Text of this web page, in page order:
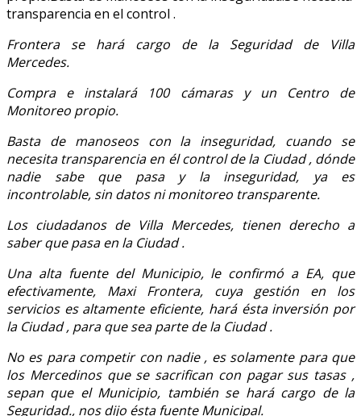
Frontera se hará cargo de la Seguridad de Villa
Mercedes.
Compra e instalará 100 cámaras y un Centro de
Monitoreo propio.
Basta de manoseos con la inseguridad, cuando se
necesita transparencia en él control de la Ciudad , dónde
nadie sabe que pasa y la inseguridad, ya es
incontrolable, sin datos ni monitoreo transparente.
Los ciudadanos de Villa Mercedes, tienen derecho a
saber que pasa en la Ciudad .
Una alta fuente del Municipio, le confirmó a EA, que
efectivamente, Maxi Frontera, cuya gestión en los
servicios es altamente eficiente, hará ésta inversión por
la Ciudad , para que sea parte de la Ciudad .
No es para competir con nadie , es solamente para que
los Mercedinos que se sacrifican con pagar sus tasas ,
sepan que el Municipio, también se hará cargo de la
Seguridad., nos dijo ésta fuente Municipal.